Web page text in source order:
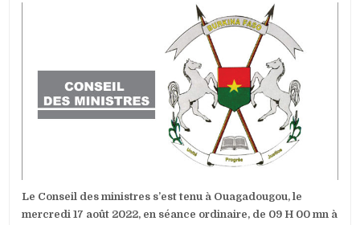
Le Conseil des ministres s’est tenu à Ouagadougou, le
mercredi 17 août 2022, en séance ordinaire, de 09 H 00 mn à